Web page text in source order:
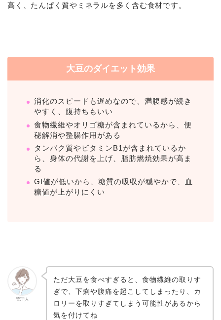
高く、たんぱく質やミネラルを多く含む食材です。
大豆のダイエット効果
消化のスピードも遅めなので、満腹感が続き
やすく、腹持ちもいい
食物繊維やオリゴ糖が含まれているから、便
秘解消や整腸作用がある
タンパク質やビタミンB1が含まれているか
ら、身体の代謝を上げ、脂肪燃焼効果が高ま
る
GI値が低いから、糖質の吸収が穏やかで、血
糖値が上がりにくい
管理人
ただ大豆を食べすぎると、食物繊維の取りす
ぎで、下痢や腹痛を起こしてしまったり、カ
ロリーを取りすぎてしまう可能性があるから
気を付けてね